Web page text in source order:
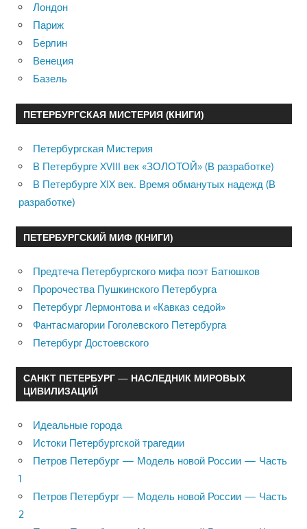
Лондон
Париж
Берлин
Венеция
Базель
ПЕТЕРБУРГСКАЯ МИСТЕРИЯ (КНИГИ)
Петербургская Мистерия
В Петербурге XVIII век «ЗОЛОТОЙ» (В разработке)
В Петербурге XIX век. Время обманутых надежд (В
разработке)
ПЕТЕРБУРГСКИЙ МИФ (КНИГИ)
Предтеча Петербургского мифа поэт Батюшков
Пророчества Пушкинского Петербурга
Петербург Лермонтова и «Кавказ седой»
Фантасмагории Гоголевского Петербурга
Петербург Достоевского
САНКТ ПЕТЕРБУРГ — НАСЛЕДНИК МИРОВЫХ
ЦИВИЛИЗАЦИЙ
Идеальные города
Истоки Петербургской трагедии
Петров Петербург — Модель новой России — Часть
1
Петров Петербург — Модель новой России — Часть
2